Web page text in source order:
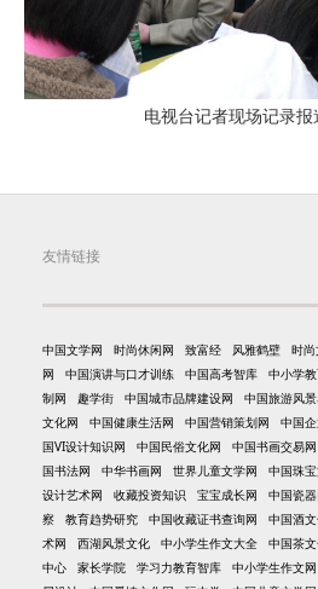
电视台记者现场记录
友情链接
中国文学网 时尚休闲网 致富经 风雅鹤壁 时尚
网
中国演讲与口才训练 中国高考智库 中小学
制网
趣学街 中国城市品牌建设网 中国旅游风
文化网
中国健康生活网 中国营销策划网 中国
国VI设计知识网
中国民俗文化网 中国书画交易网
国书法网
中华书画网 世界儿童文学网 中国珠
设计艺术网
收藏投资知识 宝宝成长网 中国瓷
察
教育趋势研究 中国收藏证书查询网 中国酒
术网
西湖风景文化 中小学生作文大全 中国茶
中心
家长学院 学习力教育智库 中小学生作文网